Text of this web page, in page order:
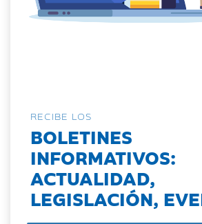
RECIBE LOS
BOLETINES
INFORMATIVOS:
ACTUALIDAD,
LEGISLACIÓN,